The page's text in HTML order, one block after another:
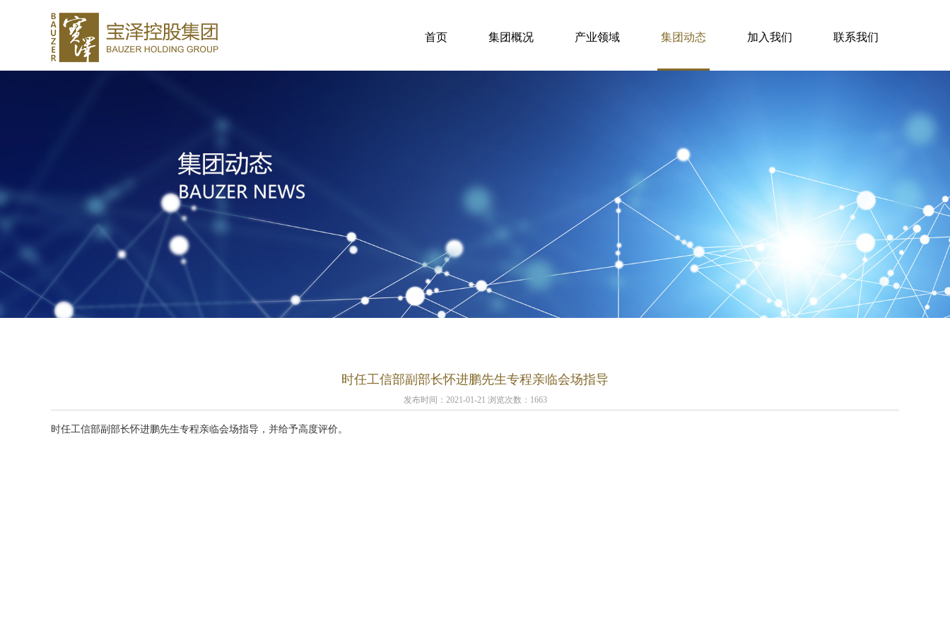
首页 集团概况 产业领域 集团动态 加入我们 联系我们
时任工信部副部长怀进鹏先生专程亲临会场指导
发布时间：2021-01-21 浏览次数：1663
时任工信部副部长怀进鹏先生专程亲临会场指导，并给予高度评价。